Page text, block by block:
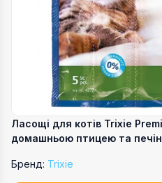
Ласощі для котів Trixie
домашньою птицею та
Бренд: Trixie